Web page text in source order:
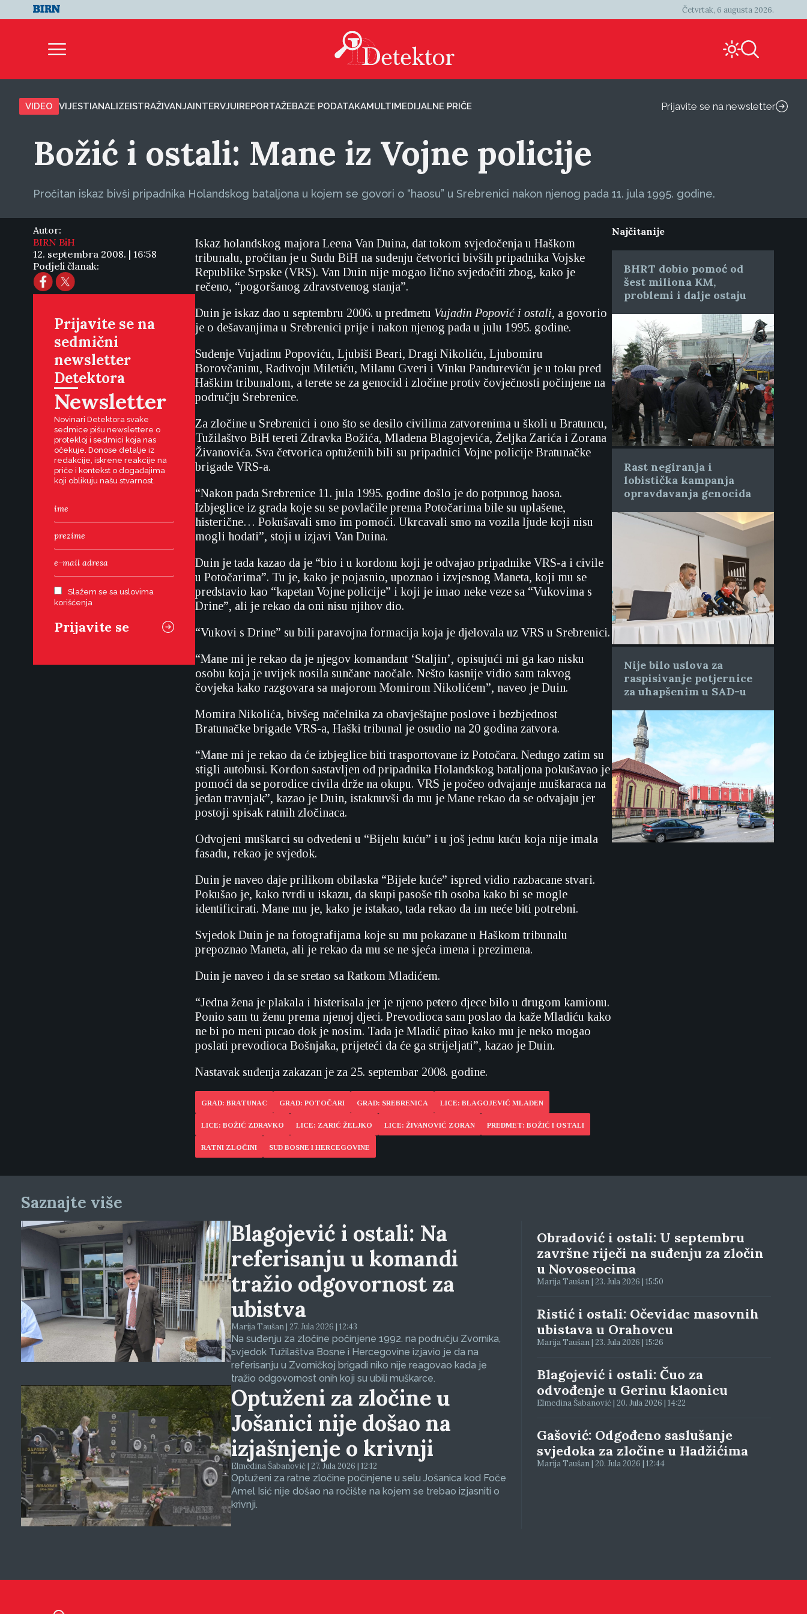
Četvrtak, 6 augusta 2026.
VIDEO VIJESTIANALIZEISTRAŽIVANJAINTERVJUIREPORTAŽEBAZE PODATAKAMULTIMEDIJALNE PRIČE Prijavite se na newsletter
Božić i ostali: Mane iz Vojne policije
Pročitan iskaz bivši pripadnika Holandskog bataljona u kojem se govori o “haosu” u Srebrenici nakon njenog pada 11. jula 1995. godine.
Autor:
BIRN BiH
12. septembra 2008. | 16:58
Podjeli članak:
Prijavite se na
sedmični
newsletter
Detektora
Newsletter
Novinari Detektora svake
sedmice pišu newslettere o
protekloj i sedmici koja nas
očekuje. Donose detalje iz
redakcije, iskrene reakcije na
priče i kontekst o događajima
koji oblikuju našu stvarnost.
Slažem se sa uslovima
korišćenja
Iskaz holandskog majora Leena Van Duina, dat tokom svjedočenja u Haškom
tribunalu, pročitan je u Sudu BiH na suđenju četvorici bivših pripadnika Vojske
Republike Srpske (VRS). Van Duin nije mogao lično svjedočiti zbog, kako je
rečeno, “pogoršanog zdravstvenog stanja”.
Duin je iskaz dao u septembru 2006. u predmetu Vujadin Popović i ostali, a govorio
je o dešavanjima u Srebrenici prije i nakon njenog pada u julu 1995. godine.
Suđenje Vujadinu Popoviću, Ljubiši Beari, Dragi Nikoliću, Ljubomiru
Borovčaninu, Radivoju Miletiću, Milanu Gveri i Vinku Pandureviću je u toku pred
Haškim tribunalom, a terete se za genocid i zločine protiv čovječnosti počinjene na
području Srebrenice.
Za zločine u Srebrenici i ono što se desilo civilima zatvorenima u školi u Bratuncu,
Tužilaštvo BiH tereti Zdravka Božića, Mladena Blagojevića, Željka Zarića i Zorana
Živanovića. Sva četvorica optuženih bili su pripadnici Vojne policije Bratunačke
brigade VRS-a.
“Nakon pada Srebrenice 11. jula 1995. godine došlo je do potpunog haosa.
Izbjeglice iz grada koje su se povlačile prema Potočarima bile su uplašene,
histerične… Pokušavali smo im pomoći. Ukrcavali smo na vozila ljude koji nisu
mogli hodati”, stoji u izjavi Van Duina.
Duin je tada kazao da je “bio i u kordonu koji je odvajao pripadnike VRS-a i civile
u Potočarima”. Tu je, kako je pojasnio, upoznao i izvjesnog Maneta, koji mu se
predstavio kao “kapetan Vojne policije” i koji je imao neke veze sa “Vukovima s
Drine”, ali je rekao da oni nisu njihov dio.
“Vukovi s Drine” su bili paravojna formacija koja je djelovala uz VRS u Srebrenici.
“Mane mi je rekao da je njegov komandant ‘Staljin’, opisujući mi ga kao nisku
osobu koja je uvijek nosila sunčane naočale. Nešto kasnije vidio sam takvog
čovjeka kako razgovara sa majorom Momirom Nikolićem”, naveo je Duin.
Momira Nikolića, bivšeg načelnika za obavještajne poslove i bezbjednost
Bratunačke brigade VRS-a, Haški tribunal je osudio na 20 godina zatvora.
“Mane mi je rekao da će izbjeglice biti trasportovane iz Potočara. Nedugo zatim su
stigli autobusi. Kordon sastavljen od pripadnika Holandskog bataljona pokušavao je
pomoći da se porodice civila drže na okupu. VRS je počeo odvajanje muškaraca na
jedan travnjak”, kazao je Duin, istaknuvši da mu je Mane rekao da se odvajaju jer
postoji spisak ratnih zločinaca.
Odvojeni muškarci su odvedeni u “Bijelu kuću” i u još jednu kuću koja nije imala
fasadu, rekao je svjedok.
Duin je naveo daje prilikom obilaska “Bijele kuće” ispred vidio razbacane stvari.
Pokušao je, kako tvrdi u iskazu, da skupi pasoše tih osoba kako bi se mogle
identificirati. Mane mu je, kako je istakao, tada rekao da im neće biti potrebni.
Svjedok Duin je na fotografijama koje su mu pokazane u Haškom tribunalu
prepoznao Maneta, ali je rekao da mu se ne sjeća imena i prezimena.
Duin je naveo i da se sretao sa Ratkom Mladićem.
“Jedna žena je plakala i histerisala jer je njeno petero djece bilo u drugom kamionu.
Ponio sam tu ženu prema njenoj djeci. Prevodioca sam poslao da kaže Mladiću kako
ne bi po meni pucao dok je nosim. Tada je Mladić pitao kako mu je neko mogao
poslati prevodioca Bošnjaka, prijeteći da će ga strijeljati”, kazao je Duin.
Nastavak suđenja zakazan je za 25. septembar 2008. godine.
GRAD: BRATUNAC GRAD: POTOČARI GRAD: SREBRENICA LICE: BLAGOJEVIĆ MLADEN
LICE: BOŽIĆ ZDRAVKO LICE: ZARIĆ ŽELJKO LICE: ŽIVANOVIĆ ZORAN PREDMET: BOŽIĆ I OSTALI
RATNI ZLOČINI SUD BOSNE I HERCEGOVINE
Najčitanije
BHRT dobio pomoć od
šest miliona KM,
problemi i dalje ostaju
Rast negiranja i
lobistička kampanja
opravdavanja genocida
Nije bilo uslova za
raspisivanje potjernice
za uhapšenim u SAD-u
Saznajte više
Blagojević i ostali: Na
referisanju u komandi
tražio odgovornost za
ubistva
Marija Taušan | 27. Jula 2026 | 12:43
Na suđenju za zločine počinjene 1992. na području Zvornika,
svjedok Tužilaštva Bosne i Hercegovine izjavio je da na
referisanju u Zvorničkoj brigadi niko nije reagovao kada je
tražio odgovornost onih koji su ubili muškarce.
Optuženi za zločine u
Jošanici nije došao na
izjašnjenje o krivnji
Elmedina Šabanović | 27. Jula 2026 | 12:12
Optuženi za ratne zločine počinjene u selu Jošanica kod Foče
Amel Isić nije došao na ročište na kojem se trebao izjasniti o
krivnji.
Obradović i ostali: U septembru
završne riječi na suđenju za zločin
u Novoseocima
Marija Taušan | 23. Jula 2026 | 15:50
Ristić i ostali: Očevidac masovnih
ubistava u Orahovcu
Marija Taušan | 23. Jula 2026 | 15:26
Blagojević i ostali: Čuo za
odvođenje u Gerinu klaonicu
Elmedina Šabanović | 20. Jula 2026 | 14:22
Gašović: Odgođeno saslušanje
svjedoka za zločine u Hadžićima
Marija Taušan | 20. Jula 2026 | 12:44